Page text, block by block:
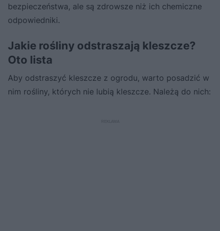
bezpieczeństwa, ale są zdrowsze niż ich chemiczne
odpowiedniki.
Jakie rośliny odstraszają kleszcze?
Oto lista
Aby odstraszyć kleszcze z ogrodu, warto posadzić w
nim rośliny, których nie lubią kleszcze. Należą do nich: